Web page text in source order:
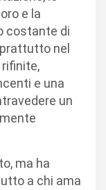
e la
costante di
nel
rifinite,
e una
un
ma ha
a chi ama